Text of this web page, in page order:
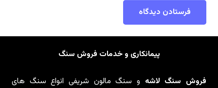
فرستادن دیدگاه
پیمانکاری و خدمات فروش سنگ
فروش سنگ لاشه و سنگ مالون شریفی انواع سنگ های